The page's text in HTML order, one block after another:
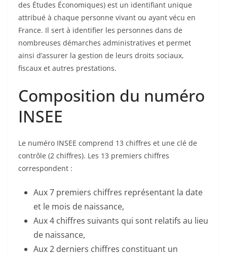
des Études Économiques) est un identifiant unique
attribué à chaque personne vivant ou ayant vécu en
France. Il sert à identifier les personnes dans de
nombreuses démarches administratives et permet
ainsi d’assurer la gestion de leurs droits sociaux,
fiscaux et autres prestations.
Composition du numéro
INSEE
Le numéro INSEE comprend 13 chiffres et une clé de
contrôle (2 chiffres). Les 13 premiers chiffres
correspondent :
Aux 7 premiers chiffres représentant la date
et le mois de naissance,
Aux 4 chiffres suivants qui sont relatifs au lieu
de naissance,
Aux 2 derniers chiffres constituant un